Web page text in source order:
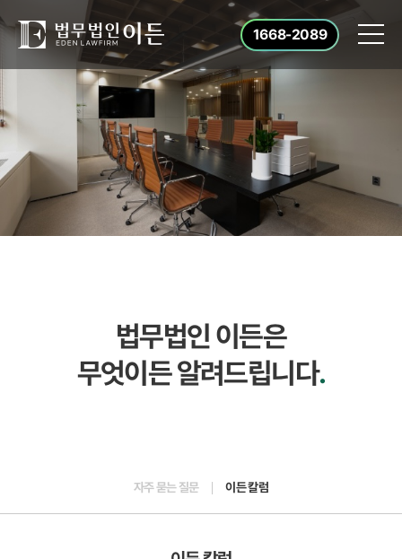
1668-2089
법무법인 이든은
무엇이든 알려드립니다.
자주 묻는 질문 이든 칼럼